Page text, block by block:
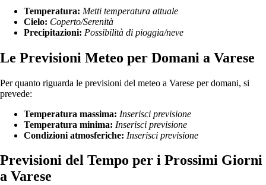
Temperatura: Metti temperatura attuale
Cielo: Coperto/Serenità
Precipitazioni: Possibilità di pioggia/neve
Le Previsioni Meteo per Domani a Varese
Per quanto riguarda le previsioni del meteo a Varese per domani, si
prevede:
Temperatura massima: Inserisci previsione
Temperatura minima: Inserisci previsione
Condizioni atmosferiche: Inserisci previsione
Previsioni del Tempo per i Prossimi Giorni
a Varese